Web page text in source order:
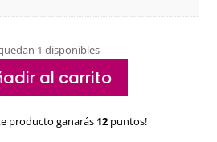
1 disponibles
al carrito
producto ganarás 12 puntos!